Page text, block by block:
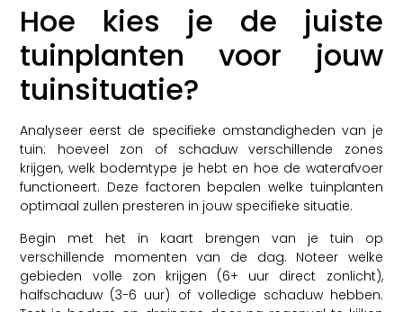
Hoe kies je de juiste
tuinplanten voor jouw
tuinsituatie?
Analyseer eerst de specifieke omstandigheden van je
tuin: hoeveel zon of schaduw verschillende zones
krijgen, welk bodemtype je hebt en hoe de waterafvoer
functioneert. Deze factoren bepalen welke tuinplanten
optimaal zullen presteren in jouw specifieke situatie.
Begin met het in kaart brengen van je tuin op
verschillende momenten van de dag. Noteer welke
gebieden volle zon krijgen (6+ uur direct zonlicht),
halfschaduw (3-6 uur) of volledige schaduw hebben.